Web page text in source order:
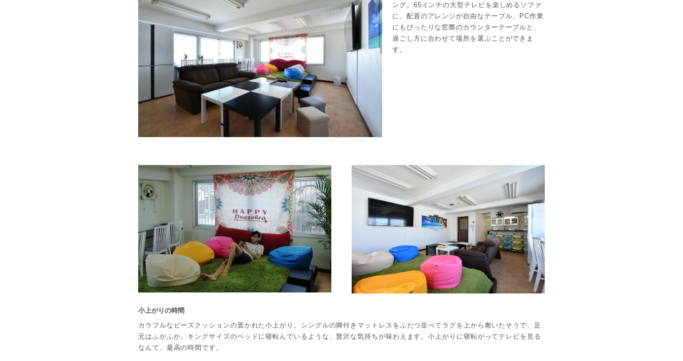
ング。65インチの大型テレビを楽しめるソファ
に、配置のアレンジが自由なテーブル、PC作業
にもぴったりな窓際のカウンターテーブルと、
過ごし方に合わせて場所を選ぶことができま
す。
小上がりの時間
カラフルなビーズクッションの置かれた小上がり。シングルの脚付きマットレスをふたつ並べてラグを上から敷いたそうで、足
元はふかふか。キングサイズのベッドに寝転んでいるような、贅沢な気持ちが味わえます。小上がりに寝転がってテレビを見る
なんて、最高の時間です。